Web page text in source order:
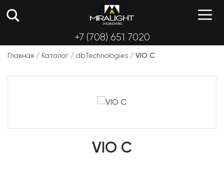
+7 (708) 651 7020
Главная / Каталог / dbTechnologies / VIO C
VIO C